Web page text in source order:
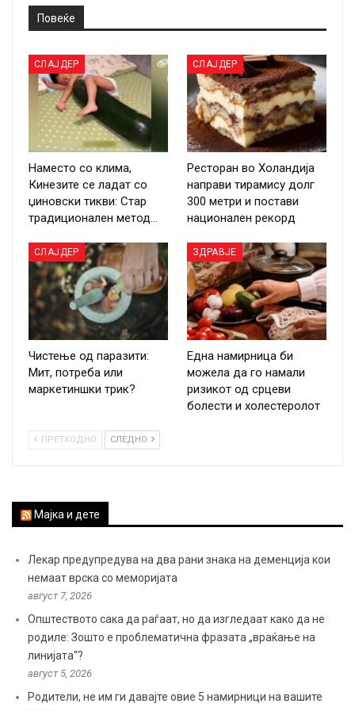
Повеќе
СЛАЈДЕР
Наместо со клима,
Кинезите се ладат со
џиновски тикви: Стар
традиционален метод…
СЛАЈДЕР
Ресторан во Холандија
направи тирамису долг
300 метри и постави
национален рекорд
СЛАЈДЕР
Чистење од паразити:
Мит, потреба или
маркетиншки трик?
ЗДРАВЈЕ
Една намирница би
можела да го намали
ризикот од срцеви
болести и холестеролот
ПРЕТХОДНО СЛЕДНО
Мајка и дете
Лекар предупредува на два рани знака на деменција кои
немаат врска со меморијата
август 7, 2026
Општеството сака да раѓаат, но да изгледаат како да не
родиле: Зошто е проблематична фразата „враќање на
линијата“?
август 5, 2026
Родители, не им ги давајте овие 5 намирници на вашите